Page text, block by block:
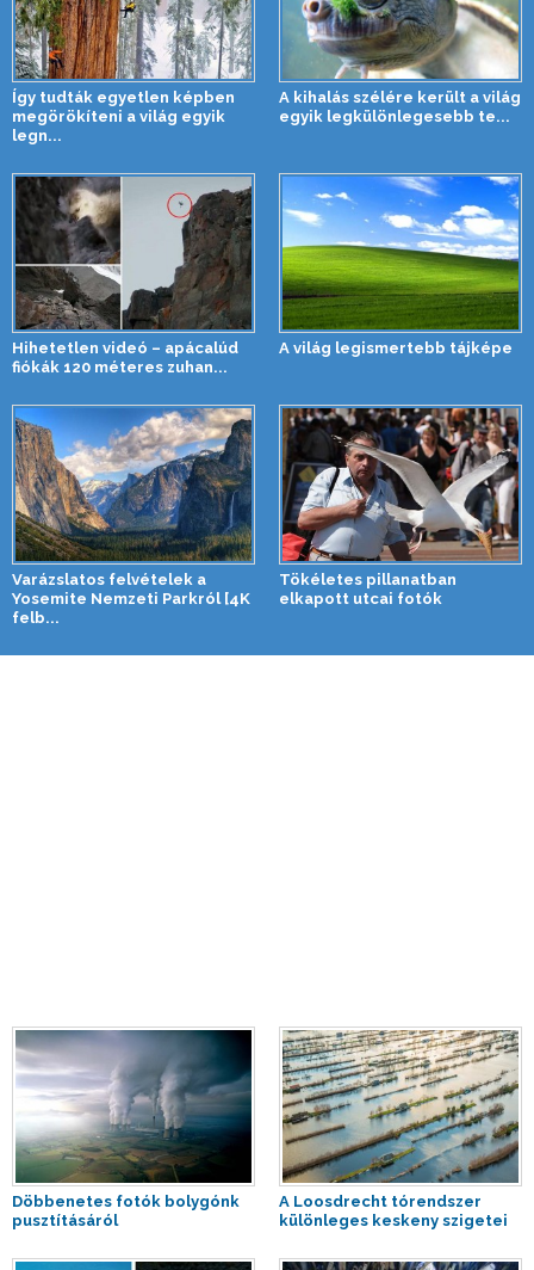
Így tudták egyetlen képben
megörökíteni a világ egyik
legn...
A kihalás szélére került a világ
egyik legkülönlegesebb te...
Hihetetlen videó – apácalúd
fiókák 120 méteres zuhan...
A világ legismertebb tájképe
Varázslatos felvételek a
Yosemite Nemzeti Parkról [4K
felb...
Tökéletes pillanatban
elkapott utcai fotók
Döbbenetes fotók bolygónk
pusztításáról
A Loosdrecht tórendszer
különleges keskeny szigetei